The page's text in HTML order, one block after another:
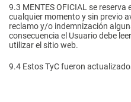
9.3 MENTES OFICIAL se
cualquier momento y sin previo
reclamo y/o indemnización
consecuencia el Usuario debe
utilizar el sitio web.
9.4 Estos TyC fueron